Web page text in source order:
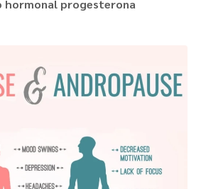
hormonal progesterona